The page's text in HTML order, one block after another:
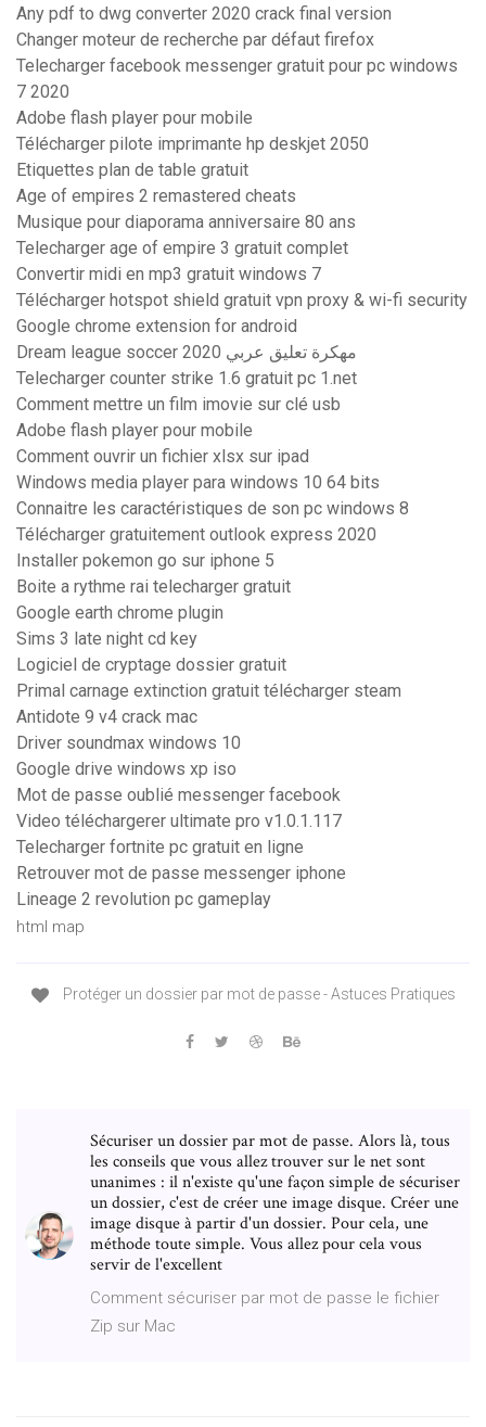
Any pdf to dwg converter 2020 crack final version
Changer moteur de recherche par défaut firefox
Telecharger facebook messenger gratuit pour pc windows
7 2020
Adobe flash player pour mobile
Télécharger pilote imprimante hp deskjet 2050
Etiquettes plan de table gratuit
Age of empires 2 remastered cheats
Musique pour diaporama anniversaire 80 ans
Telecharger age of empire 3 gratuit complet
Convertir midi en mp3 gratuit windows 7
Télécharger hotspot shield gratuit vpn proxy & wi-fi security
Google chrome extension for android
Dream league soccer 2020 مهكرة تعليق عربي
Telecharger counter strike 1.6 gratuit pc 1.net
Comment mettre un film imovie sur clé usb
Adobe flash player pour mobile
Comment ouvrir un fichier xlsx sur ipad
Windows media player para windows 10 64 bits
Connaitre les caractéristiques de son pc windows 8
Télécharger gratuitement outlook express 2020
Installer pokemon go sur iphone 5
Boite a rythme rai telecharger gratuit
Google earth chrome plugin
Sims 3 late night cd key
Logiciel de cryptage dossier gratuit
Primal carnage extinction gratuit télécharger steam
Antidote 9 v4 crack mac
Driver soundmax windows 10
Google drive windows xp iso
Mot de passe oublié messenger facebook
Video téléchargerer ultimate pro v1.0.1.117
Telecharger fortnite pc gratuit en ligne
Retrouver mot de passe messenger iphone
Lineage 2 revolution pc gameplay
html map
Protéger un dossier par mot de passe - Astuces Pratiques
Sécuriser un dossier par mot de passe. Alors là, tous
les conseils que vous allez trouver sur le net sont
unanimes : il n'existe qu'une façon simple de sécuriser
un dossier, c'est de créer une image disque. Créer une
image disque à partir d'un dossier. Pour cela, une
méthode toute simple. Vous allez pour cela vous
servir de l'excellent
Comment sécuriser par mot de passe le fichier
Zip sur Mac